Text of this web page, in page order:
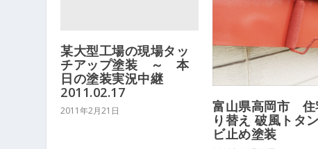
某大型工場の現場タッ
チアップ塗装 ～ 本
日の塗装実況中継
2011.02.17
2011年2月21日
富山県高岡市 住
り替え 破風トタ
ビ止め塗装